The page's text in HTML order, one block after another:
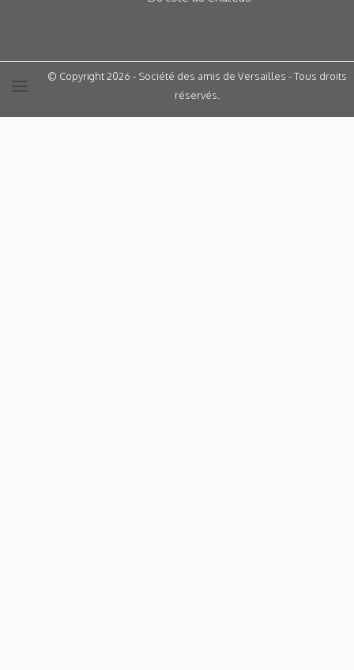
© Copyright 2026 - Société des amis de Versailles - Tous droits
réservés.